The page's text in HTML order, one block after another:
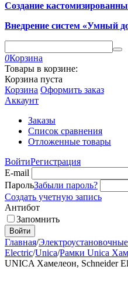
Создание
Внедрение систем «Умный
0Корзина
Товары в корзине:
Корзина пуста
Корзина Оформить заказ
Аккаунт
Заказы
Список сравнения
Отложенные товары
ВойтиРегистрация
E-mail
ПарольЗабыли пароль?
Создать учетную запись
Антибот
Запомнить
Войти
Главная/
Electric/Unica/Рамки Unica
UNICA Хамелеон, Schneider